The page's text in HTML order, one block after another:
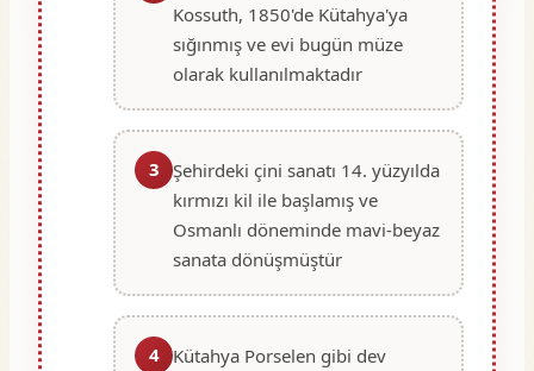
Kossuth, 1850'de Kütahya'ya
sığınmış ve evi bugün müze
olarak kullanılmaktadır
3 Şehirdeki çini sanatı 14. yüzyılda
kırmızı kil ile başlamış ve
Osmanlı döneminde mavi-beyaz
sanata dönüşmüştür
4
Kütahya Porselen gibi dev